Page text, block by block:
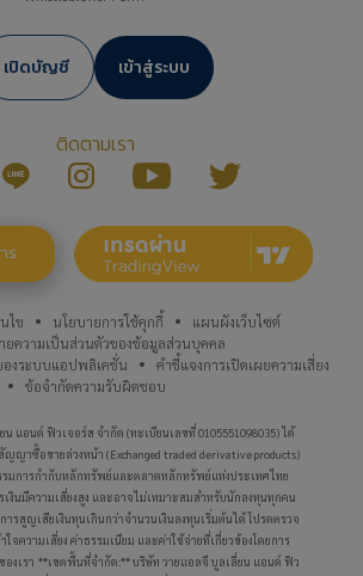
ใหญ่
เปิดบัญชี เข้าสู่ระบบ
ติดตามเรา
ร
ไข นโยบายการใช้คุกกี้
แผนผังเว็บไซต์
ยความเป็นส่วนตัวของข้อมูลส่วนบุคคล
งระบบแอปพลิเคชั่น
คำชี้แจงการเปิดเผยความเสี่ยง
ข้อจำกัดความรับผิดชอบ
น แอนด์ ฟิวเจอร์ส จำกัด (ทะเบียนเลขที่ 0105551098035) ได้
ญาซื้อขายล่วงหน้า (Exchanged traded derivative products)
มการกำกับหลักทรัพย์และตลาดหลักทรัพย์แห่งประเทศไทย
เงินมีความเสี่ยงสูง และอาจไม่เหมาะสมสำหรับนักลงทุนทุกคน
ารสูญเสียเงินทุนเกินกว่าจำนวนเงินลงทุนเริ่มต้นได้ โปรดตรวจ
จความเสี่ยง ค่าธรรมเนียม และค่าใช้จ่ายที่เกี่ยวข้องโดยการ
องเรา **เขตพื้นที่จำกัด:** บริษัท วายแอลจี บูลเลี่ยน แอนด์ ฟิว